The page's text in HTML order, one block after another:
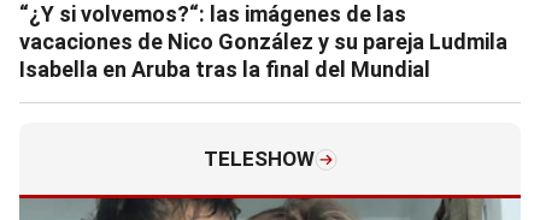
“¿Y si volvemos?“: las imágenes de las
vacaciones de Nico González y su pareja Ludmila
Isabella en Aruba tras la final del Mundial
TELESHOW